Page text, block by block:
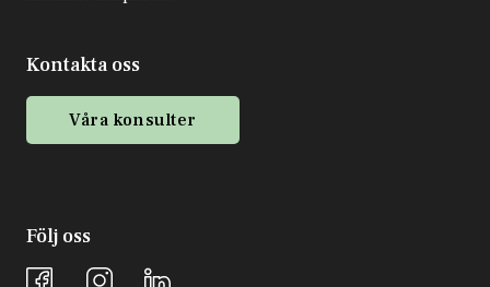
Kontakta oss
Våra konsulter
Följ oss